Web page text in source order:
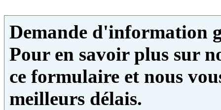
Demande d'information
Pour en savoir plus sur
ce formulaire et nous
meilleurs délais.